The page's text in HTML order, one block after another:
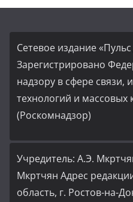
Сетевое издание
Зарегистрировано
надзору в сфере
технологий и
(Роскомнадзор)
Учредитель: А.Э.
Мкртчян Адрес
область, г. Ростов-на-